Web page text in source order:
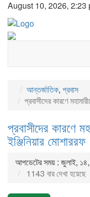
August 10, 2026, 2:23
আন্তর্জাতিক, প্রবাস
প্রবাসীদের কারণে
প্রবাসীদের কারণে
ইঞ্জিনিয়ার মোশাররফ
আপডেটের সময় : জুলাই, ১৪,
1143 বার দেখা হয়েছে